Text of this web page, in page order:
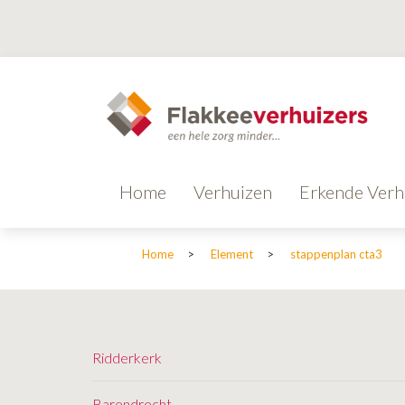
Home Verhuizen Erkende
Home > Element > stappenplan cta3
Ridderkerk